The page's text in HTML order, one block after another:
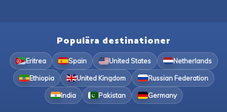
Populära destinationer
Eritrea Spain United States Netherlands
Ethiopia United Kingdom Russian Federation
India Pakistan Germany